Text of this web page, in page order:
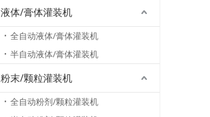
液体/膏体灌装机
全自动液体/膏体灌装机
半自动液体/膏体灌装机
粉末/颗粒灌装机
全自动粉剂/颗粒灌装机